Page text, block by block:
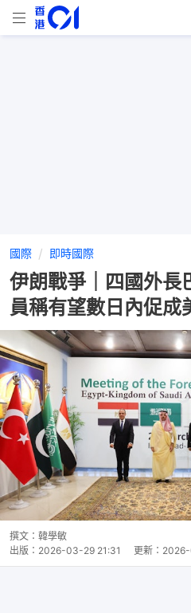
國際 即時國際
伊朗戰爭｜四國外
員稱有望數日內促成
撰文： 韓學敏
出版： 2026-03-29 21:31 更新：